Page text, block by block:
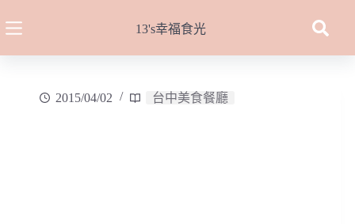
至
13's幸福食光
2015/04/02 台中美食餐廳